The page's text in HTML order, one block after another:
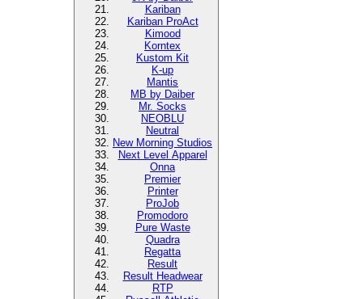
Kariban
Kariban ProAct
Kimood
Korntex
Kustom Kit
K-up
Mantis
MB by Daiber
Mr. Socks
NEOBLU
Neutral
New Morning Studios
Next Level Apparel
Onna
Premier
Printer
ProJob
Promodoro
Pure Waste
Quadra
Regatta
Result
Result Headwear
RTP